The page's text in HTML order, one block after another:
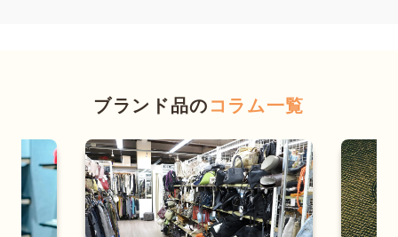
ブランド品の コラム一覧